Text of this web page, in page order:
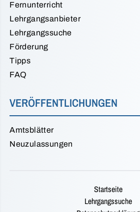
Fernunterricht
Lehrgangsanbieter
Lehrgangssuche
Förderung
Tipps
FAQ
VERÖFFENTLICHUNGEN
Amtsblätter
Neuzulassungen
Startseite
Lehrgangssuche